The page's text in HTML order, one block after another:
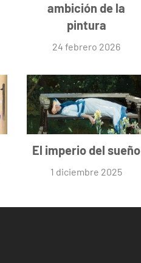
ambición de la
pintura
24 febrero 2026
El imperio del sueño
1 diciembre 2025